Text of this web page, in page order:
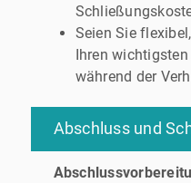
Seien Sie
Ihren
während der
Abschluss und